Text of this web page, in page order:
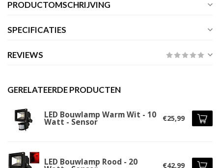
PRODUCTOMSCHRIJVING
SPECIFICATIES
REVIEWS
GERELATEERDE PRODUCTEN
LED Bouwlamp Warm Wit - 10
Watt - Sensor €25,99
LED Bouwlamp Rood - 20 €42,99